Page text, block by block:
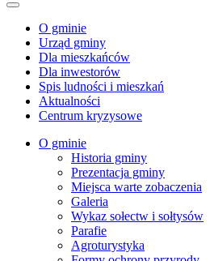
O gminie
Urząd gminy
Dla mieszkańców
Dla inwestorów
Spis ludności i mieszkań
Aktualności
Centrum kryzysowe
O gminie
Historia gminy
Prezentacja gminy
Miejsca warte zobaczenia
Galeria
Wykaz sołectw i sołtysów
Parafie
Agroturystyka